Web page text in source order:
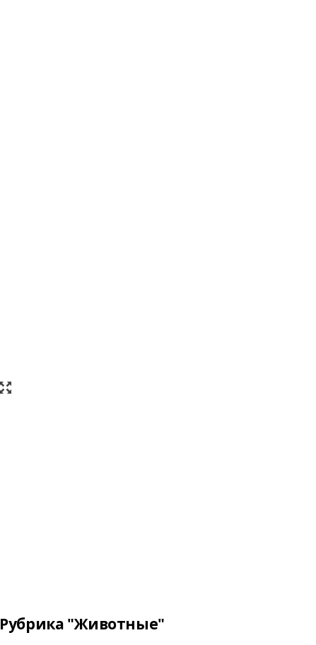
Рубрика "Животные"